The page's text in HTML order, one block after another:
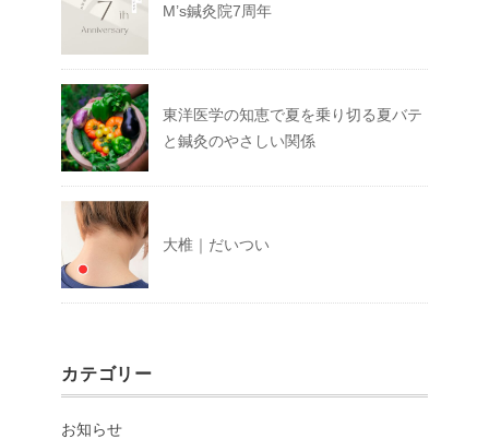
M’s鍼灸院7周年
東洋医学の知恵で夏を乗り切る夏バテ
と鍼灸のやさしい関係
大椎｜だいつい
カテゴリー
お知らせ